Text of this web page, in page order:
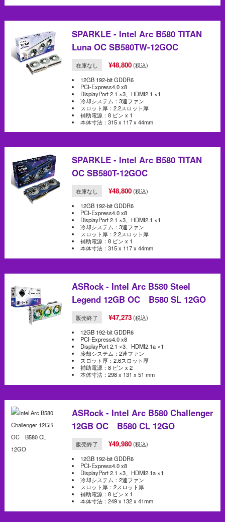
SPARKLE - Intel Arc B580 TITAN
Luna OC SB580TW-12GOC
在庫なし ¥48,800 (税込)
12GB 192-bit GDDR6
PCI-Express4.0 x8
DisplayPort 2.1 ×3、HDMI2.1 ×1
冷却システム：3連ファン
スロット厚：2.2スロット厚
補助電源：8 ピン x 1
本体寸法：315 x 117 x 44mm
SPARKLE - Intel Arc B580 TITAN
OC SB580T-12GOC
在庫なし ¥48,800 (税込)
12GB 192-bit GDDR6
PCI-Express4.0 x8
DisplayPort 2.1 ×3、HDMI2.1 ×1
冷却システム：3連ファン
スロット厚：2.2スロット厚
補助電源：8 ピン x 1
本体寸法：315 x 117 x 44mm
ASRock - Intel Arc B580 Steel
Legend 12GB OC B580 SL 12GO
販売終了 ¥47,273 (税込)
12GB 192-bit GDDR6
PCI-Express4.0 x8
DisplayPort 2.1 ×3、HDMI2.1a ×1
冷却システム：2連ファン
スロット厚：2.6スロット厚
補助電源：8 ピン x 2
本体寸法：298 x 131 x 51 mm
ASRock - Intel Arc B580 Challenger
12GB OC B580 CL 12GO
販売終了 ¥49,980 (税込)
12GB 192-bit GDDR6
PCI-Express4.0 x8
DisplayPort 2.1 ×3、HDMI2.1a ×1
冷却システム：2連ファン
スロット厚：2スロット厚
補助電源：8 ピン x 1
本体寸法：249 x 132 x 41mm